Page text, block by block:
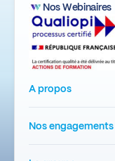
Nos Webinaires
A propos
Nos engagements